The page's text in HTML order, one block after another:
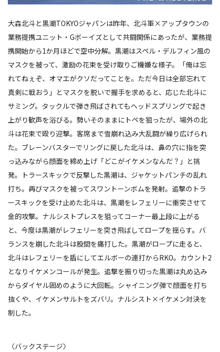
大森北斗と黒潮TOKYOジャパンは昨年、北斗軍×アップタウンの
業務提携ユニット・Gボーイズとして共闘関係にあったが、業務提
携開始から1か月ほどで空中分解。黒潮はスペル・デルフィン風の
マスクを被って、激励の花束を受け取りご機嫌な様子。「俺は忘
れてねぇぞ、オマエがクソだってことを。ただ今日は全部忘れて
真剣に戦おう」とマスクを脱いで握手を求めると、応じた北斗に
サミング。タックルで弾き飛ばされてもヘッドスプリングで起き
上がり歓声を浴びる。勢いそのままにトペを狙ったが、場外の北
斗は花束で殴り迎撃。客席まで雪崩れ込み大乱闘が繰り広げられ
た。ブレーンバスターでリングに戻した北斗は、鼻の穴に指を突
っ込みながら顔面を締め上げ「どこがイケメンなんだ？」と挑
発。トラースキックで反撃した黒潮は、ジャケットパンチの乱れ
打ち。再びマスクを被ってスワントーンボムを発射。追撃のトラ
ースキックを受け止めた北斗は、黒潮をレフェリーに衝突させて
金的攻撃。ナルシストプレスを狙ってコーナー最上段に上がる
と、今度は黒潮がレフェリーを突き飛ばしてロープを揺らす。バ
ランスを崩した北斗は股間を痛打した。黒潮がロープに走ると、
北斗はレフェリーを盾にしてエルボーの連打からRKO。カウント2
となりイケメンコールが発生。追撃を振り切った黒潮は丸め込み
からダイヤル固めのように大回転。シャイニング弾で顔面を打ち
抜くや、イケメンサルトをズバリ。ナルシスト×イケメン対決を
制した。
〈バックステージ〉